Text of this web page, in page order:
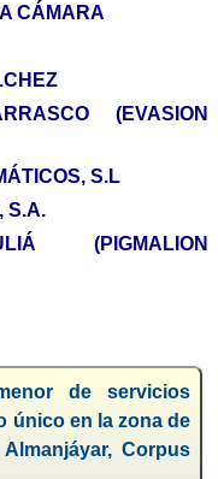
CÁMARA
(EVASION
S.L
S.A.
(PIGMALION
de servicios
único en la zona de
Corpus